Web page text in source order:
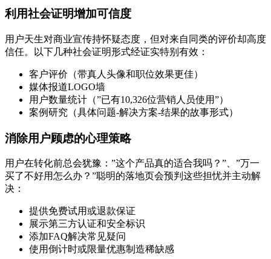
利用社会证明增加可信度
用户天生对商业宣传持怀疑态度，但对来自同类的评价却高度
信任。以下几种社会证明形式经证实特别有效：
客户评价（带真人头像和职位效果更佳）
媒体报道LOGO墙
用户数量统计（”已有10,326位营销人员使用”）
案例研究（具体问题-解决方案-结果的故事形式）
消除用户顾虑的心理策略
用户在转化前总会犹豫：”这个产品真的适合我吗？”、”万一
买了不好用怎么办？”聪明的落地页会预判这些担忧并主动解
决：
提供免费试用或退款保证
展示第三方认证和安全标识
添加FAQ解决常见疑问
使用倒计时或限量优惠制造稀缺感